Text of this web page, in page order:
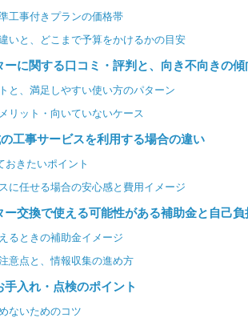
工事付きプランの価格帯
いと、どこまで予算をかけるかの目安
に関する口コミ・評判と、向き不向きの傾
と、満足しやすい使い方のパターン
リット・向いていないケース
工事サービスを利用する場合の違い
おきたいポイント
に任せる場合の安心感と費用イメージ
交換で使える可能性がある補助金と自己
るときの補助金イメージ
意点と、情報収集の進め方
入れ・点検のポイント
ないためのコツ